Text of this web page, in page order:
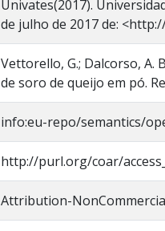
Univates(2017).
de julho de 2017 de:
Vettorello, G.; Dalcorso, A.
de soro de queijo em pó.
info:eu-repo/semantics/
http://purl.org/coar/
Attribution-